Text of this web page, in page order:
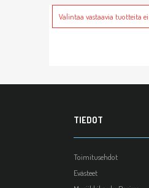
Valintaa vastaavia tuotteita ei
TIEDOT
Toimitusehdot
Evästeet